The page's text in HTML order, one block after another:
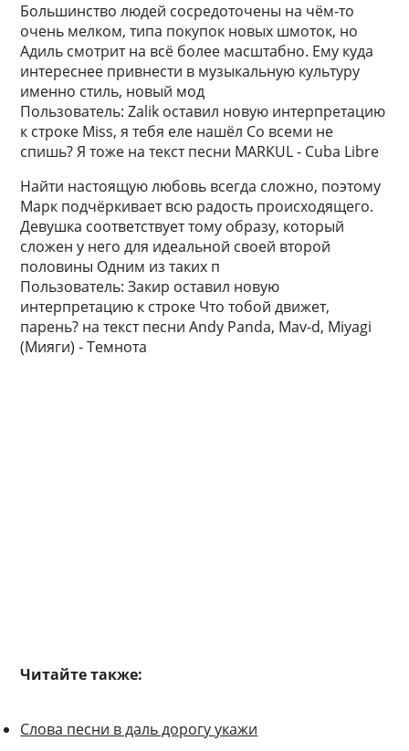
Большинство людей сосредоточены на чём-то
очень мелком, типа покупок новых шмоток, но
Адиль смотрит на всё более масштабно. Ему куда
интереснее привнести в музыкальную культуру
именно стиль, новый мод
Пользователь: Zalik оставил новую интерпретацию
к строке Miss, я тебя еле нашёл Со всеми не
спишь? Я тоже на текст песни MARKUL - Cuba Libre
Найти настоящую любовь всегда сложно, поэтому
Марк подчёркивает всю радость происходящего.
Девушка соответствует тому образу, который
сложен у него для идеальной своей второй
половины Одним из таких п
Пользователь: Закир оставил новую
интерпретацию к строке Что тобой движет,
парень? на текст песни Andy Panda, Mav-d, Miyagi
(Мияги) - Темнота
Читайте также:
Слова песни в даль дорогу укажи